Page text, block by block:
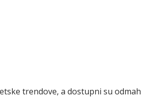
trendove, a dostupni su odmah